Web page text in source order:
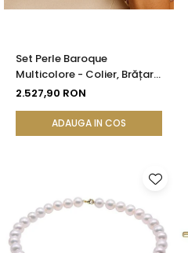
Set Perle Baroque
Multicolore - Colier, Brățară
și Cercei, Aur Galben 14K |
2.527,90 RON
ADAUGA IN COS